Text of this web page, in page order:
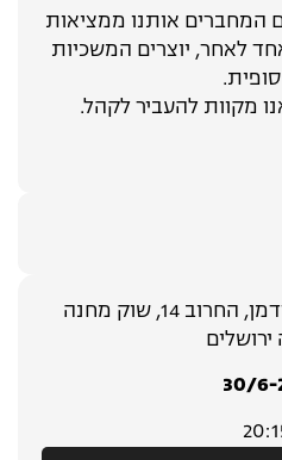
המחברים אותנו ממציאות
לאחר, יוצרים המשכיות
סופית.
מקוות להעביר לקהל.
ה״אטלייה״ של טלי פרידמן, החרוב 14, שוק מחנה
ירושלים
30/